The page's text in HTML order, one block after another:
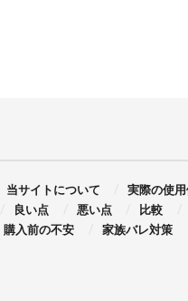
当サイトについて 実際の使
良い点 悪い点 比較
購入前の不安 家族バレ対策